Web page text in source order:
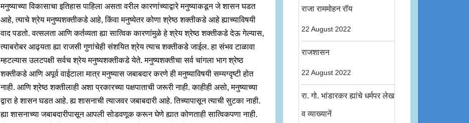
मनुष्याच्या विकासाचा इतिहास पाहिला असता वरील कारणांच्याद्वारे मनुष्याकडून जे शासन घडत
आहे, त्याचे श्रेय मनुष्यशक्तीकडे आहे, किंवा मनुष्येतर कोणा श्रेष्ठ शक्तीकडे आहे ह्याच्याविषयी
वाद पडतो. वत्सलता आणि कर्तव्यता ह्या सात्विक कारणांमुळे हे श्रेय श्रेष्ठ शक्तीकडे देऊ गेल्यास,
त्याबरोबर आढ्यता ह्या राजसी गुणांचेही संशयित श्रेय त्याच शक्तीकडे जाईल. हा संभव टाळावा
म्हटल्यास उलटपक्षी सर्वच श्रेय मनुष्यशक्तीकडे येते. मनुष्यशक्तीचा सर्व चांगला भाग श्रेष्ठ
शक्तीकडे आणि अपूर्व वाईटाला मात्र मनुष्यास जबाबदार करणे ही मनुष्याविषयी सम्यग्दृष्टी होत
नाही. आणि श्रेष्ठ शक्तीलाही अशा प्रकारच्या पक्षपाताची जरूरी नाही. काहीही असो, मनुष्याच्या
द्वारा हे शासन घडत आहे. ह्य शासनाची त्याजवर जबाबदारी आहे. तिच्यापासून त्याची सुटका नाही.
ह्या शासनाच्या जबाबदारीपासून आपली सोडवणूक करून घेणे ह्यात कोणताही सात्विकपणा नाही.
राजा राममोहन रॉय
22 August 2022
राजशासन
22 August 2022
रा. गो. भांडारकर ह्यांचे धर्मपर लेख
व व्याख्यानें